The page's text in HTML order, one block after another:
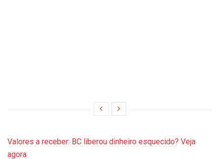
Valores a receber: BC liberou dinheiro esquecido? Veja
agora